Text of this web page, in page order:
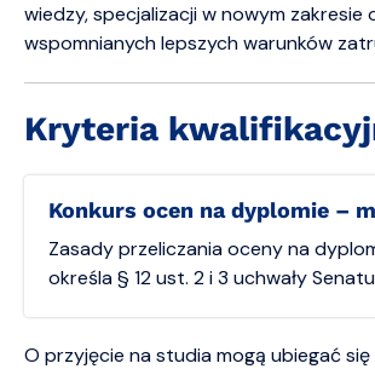
wiedzy, specjalizacji w nowym zakresie
wspomnianych lepszych warunków
Kryteria
Konkurs ocen na dyplomie –
Zasady przeliczania oceny na
określa § 12 ust. 2 i 3 uchwały
O przyjęcie na studia mogą ubiegać